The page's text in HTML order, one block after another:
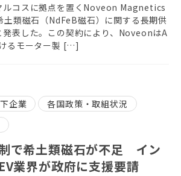
ルコスに拠点を置くNoveon Magnetics
土類磁石（NdFeB磁石）に関する長期供
発表した。この契約により、NoveonはA
るモーター製 […]
企業
各国政策・取組状況
で希土類磁石が不足 イン
業界が政府に支援要請